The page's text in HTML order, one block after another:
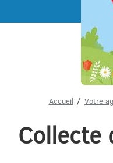
Accueil Votre
Collecte